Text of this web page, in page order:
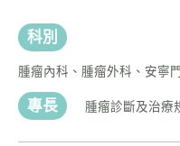
科別
腫瘤內科、腫瘤外科、安寧
專長 腫瘤診斷及治療